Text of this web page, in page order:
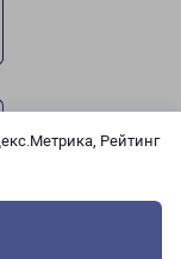
Рейтинг